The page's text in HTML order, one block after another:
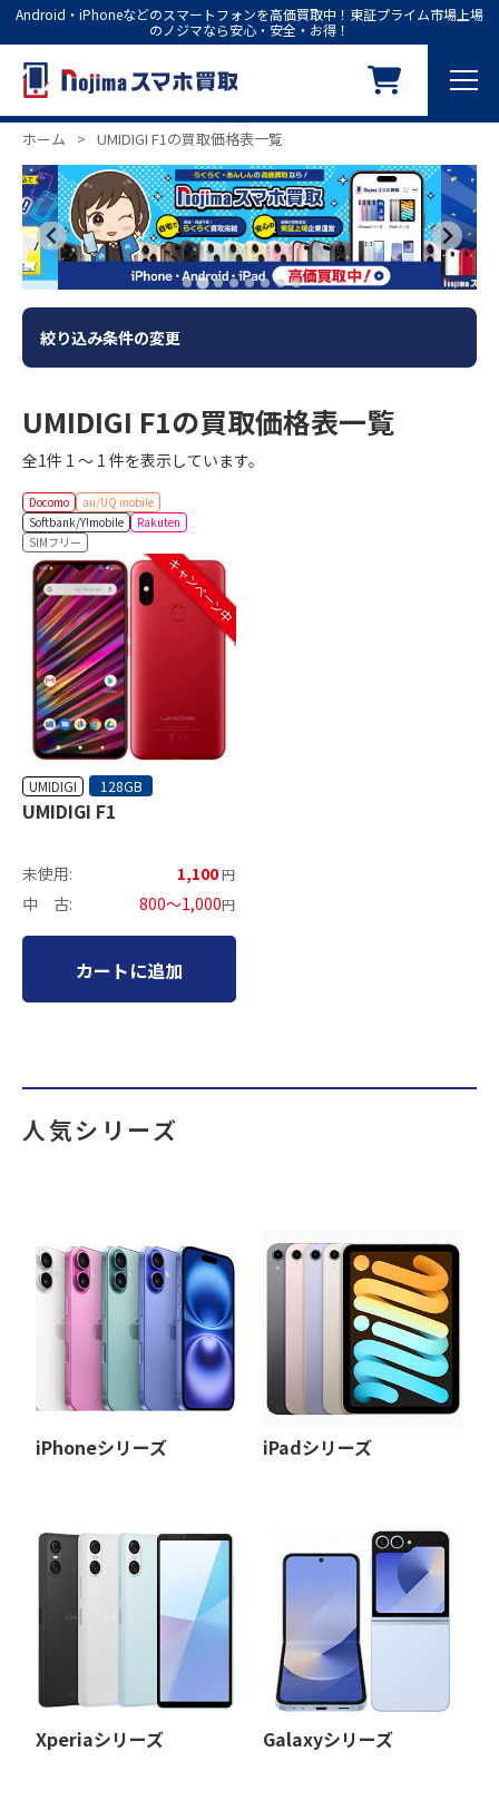
Android・iPhoneなどのスマートフォンを高価買取中！東証プライム市場上場
のノジマなら安心・安全・お得！
ホーム > UMIDIGI F1の買取価格表一覧
絞り込み条件の変更
UMIDIGI F1の買取価格表一覧
全1件 1 ～ 1 件を表示しています。
Docomo
au/UQ mobile
Softbank/Y!mobile
Rakuten
SIMフリー
キャンペーン中
UMIDIGI 128GB
UMIDIGI F1
未使用: 1,100円
中 古: 800～1,000円
カートに追加
人気シリーズ
iPhoneシリーズ iPadシリーズ
Xperiaシリーズ Galaxyシリーズ